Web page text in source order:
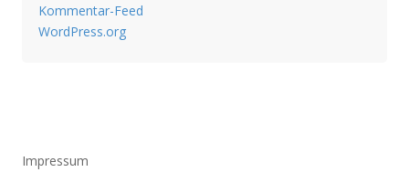
Kommentar-Feed
WordPress.org
Impressum